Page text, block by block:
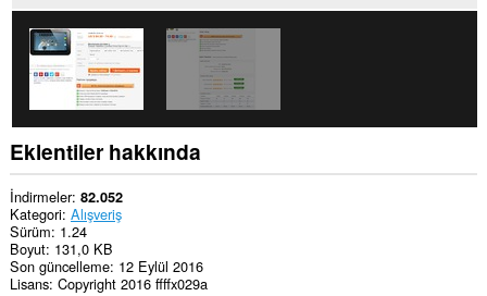
Eklentiler hakkında
İndirmeler 82.052
Kategori Alışveriş
Sürüm 1.24
Boyut 131,0 KB
Son güncelleme 12 Eylül 2016
Lisans Copyright 2016 ffffx029a